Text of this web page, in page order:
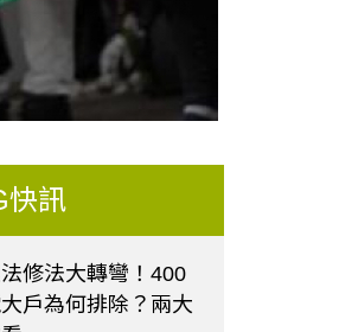
快訊
修法大轉彎！400
戶為何排除？兩大